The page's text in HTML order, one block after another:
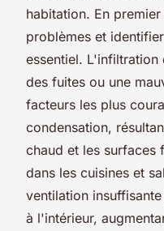
habitation. En
problèmes et
essentiel. L'infiltration
des fuites ou une
facteurs les plus
condensation,
chaud et les surfaces
dans les cuisines et
ventilation
à l'intérieur,